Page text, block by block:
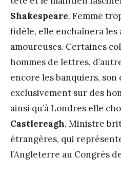
Shakespeare. Femme
fidèle, elle enchaînera les
amoureuses. Certaines
hommes de lettres,
encore les banquiers, son
exclusivement sur des
ainsi qu’à Londres elle
Castlereagh, Ministre
étrangères, qui
l’Angleterre au Congrès